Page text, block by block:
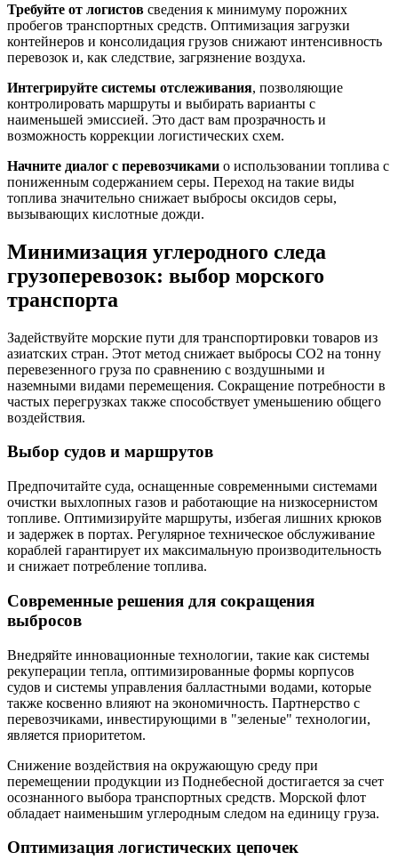
Требуйте от логистов сведения к минимуму порожних
пробегов транспортных средств. Оптимизация загрузки
контейнеров и консолидация грузов снижают интенсивность
перевозок и, как следствие, загрязнение воздуха.
Интегрируйте системы отслеживания, позволяющие
контролировать маршруты и выбирать варианты с
наименьшей эмиссией. Это даст вам прозрачность и
возможность коррекции логистических схем.
Начните диалог с перевозчиками о использовании топлива с
пониженным содержанием серы. Переход на такие виды
топлива значительно снижает выбросы оксидов серы,
вызывающих кислотные дожди.
Минимизация углеродного следа
грузоперевозок: выбор морского
транспорта
Задействуйте морские пути для транспортировки товаров из
азиатских стран. Этот метод снижает выбросы CO2 на тонну
перевезенного груза по сравнению с воздушными и
наземными видами перемещения. Сокращение потребности в
частых перегрузках также способствует уменьшению общего
воздействия.
Выбор судов и маршрутов
Предпочитайте суда, оснащенные современными системами
очистки выхлопных газов и работающие на низкосернистом
топливе. Оптимизируйте маршруты, избегая лишних крюков
и задержек в портах. Регулярное техническое обслуживание
кораблей гарантирует их максимальную производительность
и снижает потребление топлива.
Современные решения для сокращения
выбросов
Внедряйте инновационные технологии, такие как системы
рекуперации тепла, оптимизированные формы корпусов
судов и системы управления балластными водами, которые
также косвенно влияют на экономичность. Партнерство с
перевозчиками, инвестирующими в "зеленые" технологии,
является приоритетом.
Снижение воздействия на окружающую среду при
перемещении продукции из Поднебесной достигается за счет
осознанного выбора транспортных средств. Морской флот
обладает наименьшим углеродным следом на единицу груза.
Оптимизация логистических цепочек